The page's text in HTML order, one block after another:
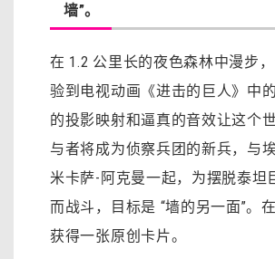
墙”。
在 1.2 公里长的夜色森林中漫步
验到电视动画《进击的巨人》中
的投影映射和逼真的音效让这个
与者将成为侦察兵团的新兵，与
米卡萨-阿克曼一起，为摆脱泰坦
而战斗，目标是 “墙的另一面”。
获得一张原创卡片。